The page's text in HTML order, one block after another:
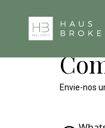
Envie-nos